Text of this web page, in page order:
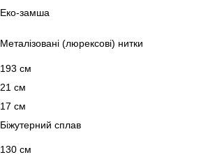
Еко-замша
Металізовані (люрексові) нитки
193 см
21 см
17 см
Біжутерний сплав
130 см